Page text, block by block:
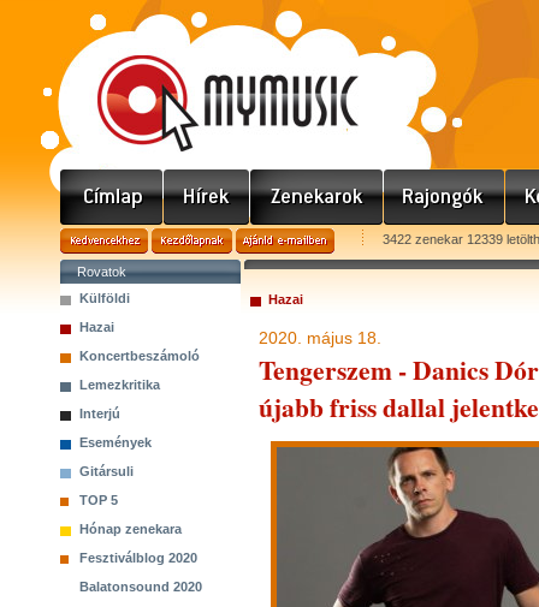
3422 zenekar 12339
Rovatok
Külföldi
Hazai
Koncertbeszámoló
Lemezkritika
Interjú
Események
Gitársuli
TOP 5
Hónap zenekara
Fesztiválblog 2020
Balatonsound 2020
Hazai
2020. május 18.
Tengerszem - Danics
újabb friss dallal